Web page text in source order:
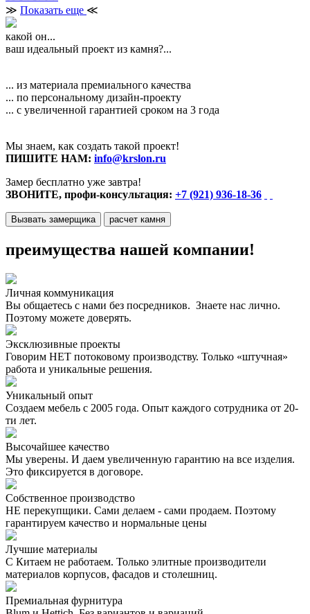
≫ Показать еще ≪
какой он...
ваш идеальный проект из камня?...
... из материала премиального качества
... по персональному дизайн-проекту
... с увеличенной гарантией сроком на 3 года
Мы знаем, как создать такой проект!
ПИШИТЕ НАМ: info@krslon.ru
Замер бесплатно уже завтра!
ЗВОНИТЕ, профи-консультация: +7 (921) 936-18-36
Вызвать замерщика расчет камня
преимущества нашей компании!
Личная коммуникация
Вы общаетесь с нами без посредников. Знаете нас лично.
Поэтому можете доверять.
Эксклюзивные проекты
Говорим НЕТ потоковому производству. Только «штучная»
работа и уникальные решения.
Уникальный опыт
Создаем мебель с 2005 года. Опыт каждого сотрудника от 20-
ти лет.
Высочайшее качество
Мы уверены. И даем увеличенную гарантию на все изделия.
Это фиксируется в договоре.
Собственное производство
НЕ перекупщики. Сами делаем - сами продаем. Поэтому
гарантируем качество и нормальные цены
Лучшие материалы
С Китаем не работаем. Только элитные производители
материалов корпусов, фасадов и столешниц.
Премиальная фурнитура